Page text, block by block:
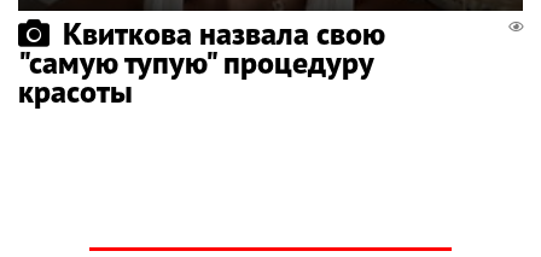
Квиткова назвала свою
"самую тупую" процедуру
красоты